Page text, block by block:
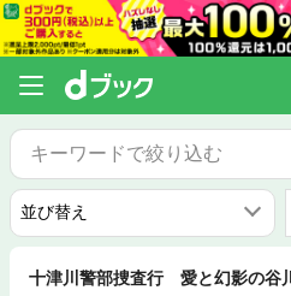
十津川警部捜査行 愛と幻影の谷